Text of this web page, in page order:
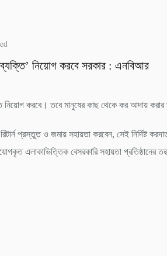
ব্যক্তি’ নিয়োগ করবে সরকার : এনবিআর
নিয়োগ করবে। তবে মানুষের কাছ থেকে কর আদায় করার
প্রস্তুত ও জমায় সহায়তা করবেন, সেই নির্দিষ্ট
এলাকাভিত্তিক বেসরকারি সহায়তা প্রতিষ্ঠানের